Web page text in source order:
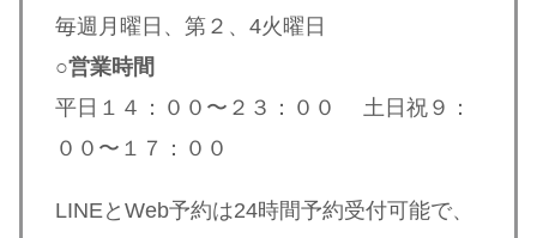
毎週月曜日、第２、4火曜日
○営業時間
平日１４：００〜２３：００ 土日祝９：
００〜１７：００
LINEとWeb予約は24時間予約受付可能で、